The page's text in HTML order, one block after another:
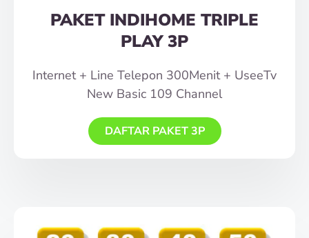
PAKET INDIHOME TRIPLE
PLAY 3P
Internet + Line Telepon 300Menit + UseeTv
New Basic 109 Channel
DAFTAR PAKET 3P